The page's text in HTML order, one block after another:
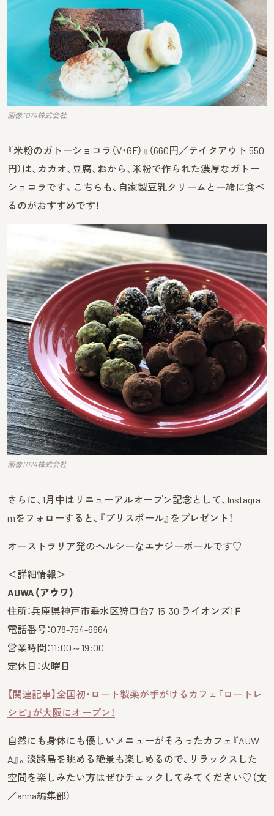
画像：D74株式会社
『米粉のガトーショコラ（V・GF）』（660円／テイクアウト 550
円）は、カカオ、豆腐、おから、米粉で作られた濃厚なガトー
ショコラです。こちらも、自家製豆乳クリームと一緒に食べ
るのがおすすめです！
画像：D74株式会社
さらに、1月中はリニューアルオープン記念として、Instagra
mをフォローすると、『ブリスボール』をプレゼント！
オーストラリア発のヘルシーなエナジーボールです♡
＜詳細情報＞
AUWA（アウワ）
住所：兵庫県神戸市垂水区狩口台7-15-30 ライオンズ1Ｆ
電話番号：078-754-6664
営業時間：11:00～19:00
定休日：火曜日
【関連記事】全国初・ロート製薬が手がけるカフェ「ロートレ
シピ」が大阪にオープン！
自然にも身体にも優しいメニューがそろったカフェ『AUW
A』。淡路島を眺める絶景も楽しめるので、リラックスした
空間を楽しみたい方はぜひチェックしてみてください♡（文
／anna編集部）